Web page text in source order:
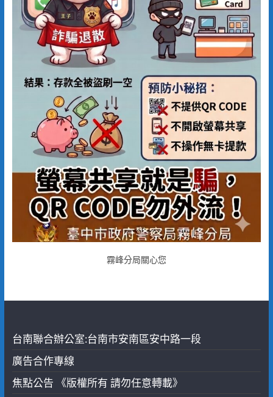
霧峰分局關心您
台南聯合辦公室:台南市安南區安中路一段
廣告合作專線
焦點公告 《版權所有 請勿任意轉載》